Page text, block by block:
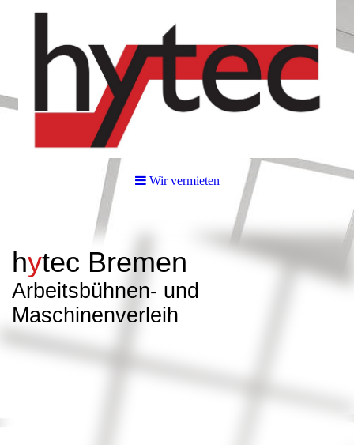
Wir vermieten
hytec Bremen
Arbeitsbühnen- und
Maschinenverleih